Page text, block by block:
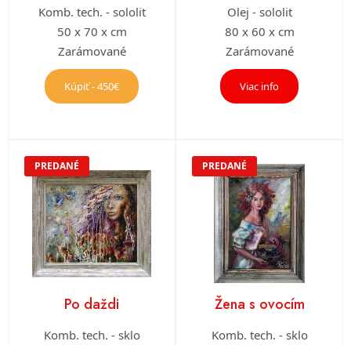
Komb. tech. - sololit
50 x 70 x cm
Zarámované
Kúpiť - 450€
Olej - sololit
80 x 60 x cm
Zarámované
Viac info
PREDANÉ
Po daždi
Komb. tech. - sklo
PREDANÉ
Žena s ovocím
Komb. tech. - sklo